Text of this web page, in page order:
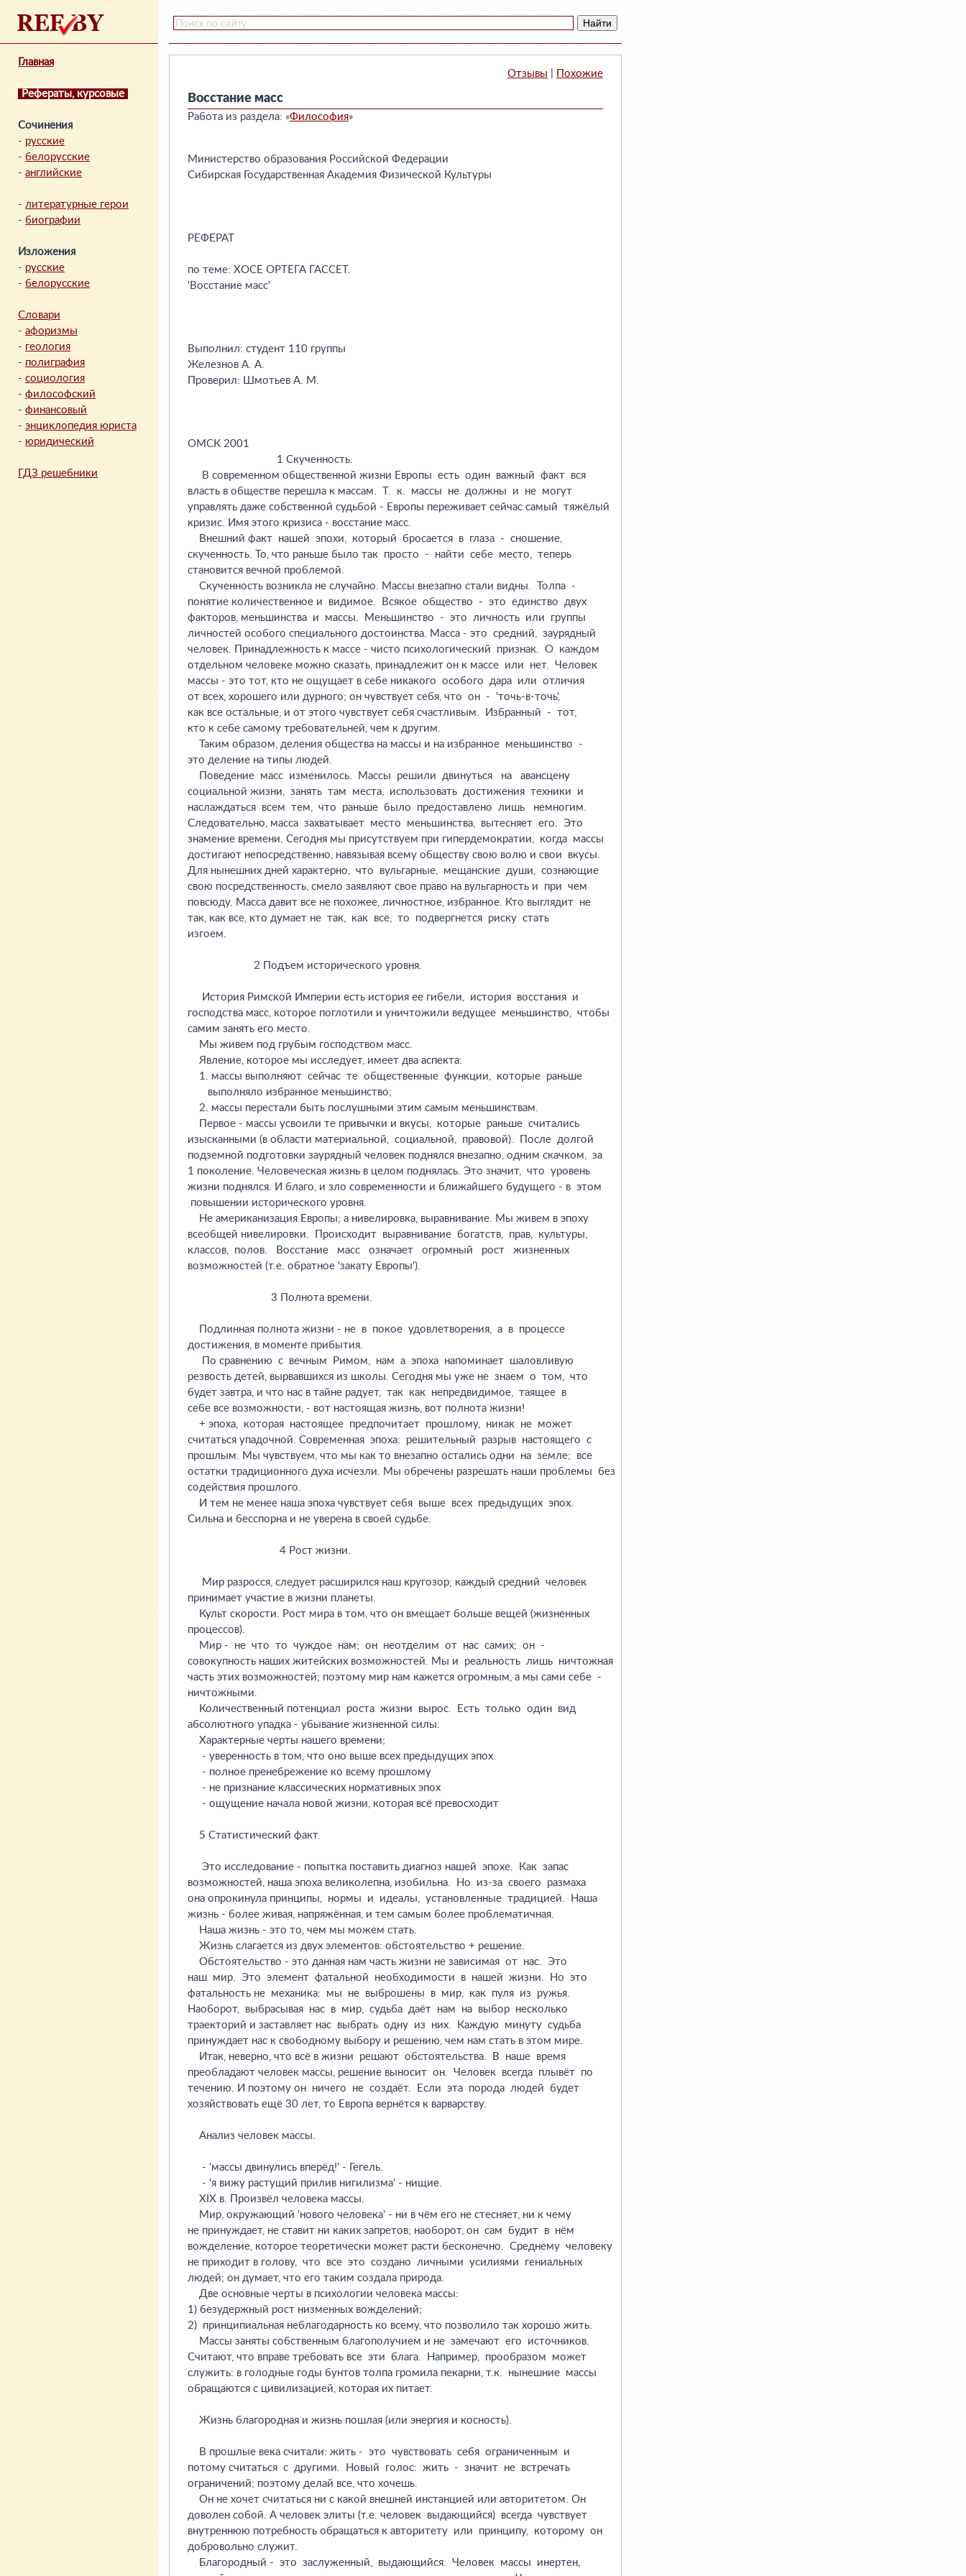
Главная
Рефераты, курсовые
Сочинения
- русские
- белорусские
- английские
- литературные герои
- биографии
Изложения
- русские
- белорусские
Словари
- афоризмы
- геология
- полиграфия
- социология
- философский
- финансовый
- энциклопедия юриста
- юридический
ГДЗ решебники
Отзывы Похожие
Восстание масс
Работа из раздела: «Философия»